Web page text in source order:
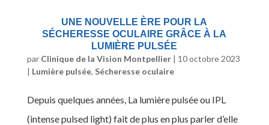
UNE NOUVELLE ÈRE POUR LA
SÉCHERESSE OCULAIRE GRÂCE À LA
LUMIÈRE PULSÉE
par Clinique de la Vision Montpellier| 10 octobre 2023
| Lumière pulsée, Sécheresse oculaire
Depuis quelques années, La lumière pulsée ou IPL
(intense pulsed light) fait de plus en plus parler d’elle